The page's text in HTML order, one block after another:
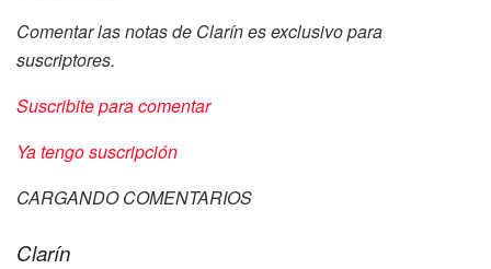
Comentar las notas de Clarín es exclusivo para
suscriptores.
Suscribite para comentar
Ya tengo suscripción
CARGANDO COMENTARIOS
Clarín